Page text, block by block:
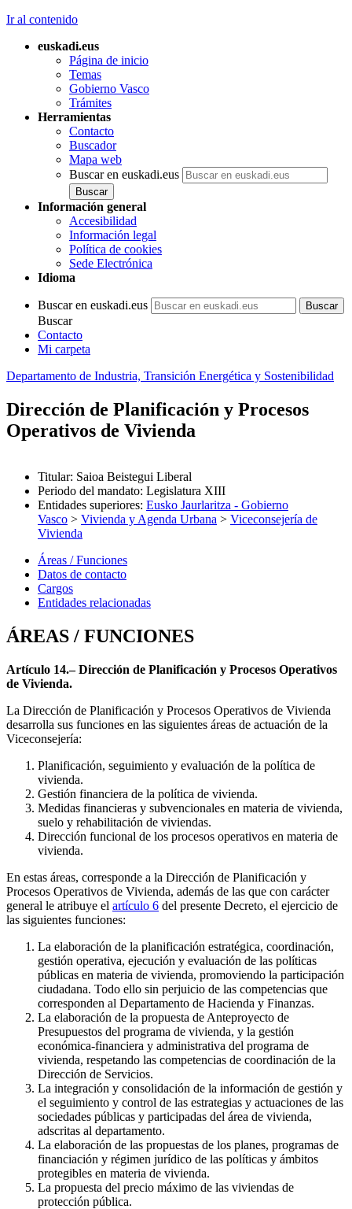
Ir al contenido
euskadi.eus
Página de inicio
Temas
Gobierno Vasco
Trámites
Herramientas
Contacto
Buscador
Mapa web
Buscar en euskadi.eus
Información general
Accesibilidad
Información legal
Política de cookies
Sede Electrónica
Idioma
Buscar en euskadi.eus
Buscar
Contacto
Mi carpeta
Departamento de Industria, Transición Energética y Sostenibilidad
Dirección de Planificación y Procesos
Operativos de Vivienda
Titular: Saioa Beistegui Liberal
Periodo del mandato: Legislatura XIII
Entidades superiores: Eusko Jaurlaritza - Gobierno
Vasco > Vivienda y Agenda Urbana > Viceconsejería de
Vivienda
Áreas / Funciones
Datos de contacto
Cargos
Entidades relacionadas
ÁREAS / FUNCIONES
Artículo 14.– Dirección de Planificación y Procesos Operativos
de Vivienda.
La Dirección de Planificación y Procesos Operativos de Vivienda
desarrolla sus funciones en las siguientes áreas de actuación de la
Viceconsejería:
Planificación, seguimiento y evaluación de la política de
vivienda.
Gestión financiera de la política de vivienda.
Medidas financieras y subvencionales en materia de vivienda,
suelo y rehabilitación de viviendas.
Dirección funcional de los procesos operativos en materia de
vivienda.
En estas áreas, corresponde a la Dirección de Planificación y
Procesos Operativos de Vivienda, además de las que con carácter
general le atribuye el artículo 6 del presente Decreto, el ejercicio de
las siguientes funciones:
La elaboración de la planificación estratégica, coordinación,
gestión operativa, ejecución y evaluación de las políticas
públicas en materia de vivienda, promoviendo la participación
ciudadana. Todo ello sin perjuicio de las competencias que
corresponden al Departamento de Hacienda y Finanzas.
La elaboración de la propuesta de Anteproyecto de
Presupuestos del programa de vivienda, y la gestión
económica-financiera y administrativa del programa de
vivienda, respetando las competencias de coordinación de la
Dirección de Servicios.
La integración y consolidación de la información de gestión y
el seguimiento y control de las estrategias y actuaciones de las
sociedades públicas y participadas del área de vivienda,
adscritas al departamento.
La elaboración de las propuestas de los planes, programas de
financiación y régimen jurídico de las políticas y ámbitos
protegibles en materia de vivienda.
La propuesta del precio máximo de las viviendas de
protección pública.